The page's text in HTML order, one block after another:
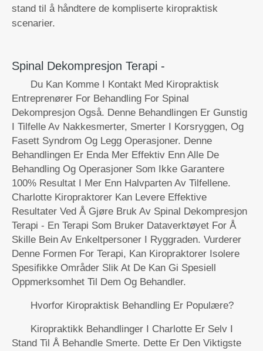
stand til å håndtere de kompliserte kiropraktisk
scenarier.
Spinal Dekompresjon Terapi -
Du Kan Komme I Kontakt Med Kiropraktisk
Entreprenører For Behandling For Spinal
Dekompresjon Også. Denne Behandlingen Er Gunstig
I Tilfelle Av Nakkesmerter, Smerter I Korsryggen, Og
Fasett Syndrom Og Legg Operasjoner. Denne
Behandlingen Er Enda Mer Effektiv Enn Alle De
Behandling Og Operasjoner Som Ikke Garantere
100% Resultat I Mer Enn Halvparten Av Tilfellene.
Charlotte Kiropraktorer Kan Levere Effektive
Resultater Ved Å Gjøre Bruk Av Spinal Dekompresjon
Terapi - En Terapi Som Bruker Dataverktøyet For Å
Skille Bein Av Enkeltpersoner I Ryggraden. Vurderer
Denne Formen For Terapi, Kan Kiropraktorer Isolere
Spesifikke Områder Slik At De Kan Gi Spesiell
Oppmerksomhet Til Dem Og Behandler.
Hvorfor Kiropraktisk Behandling Er Populære?
Kiropraktikk Behandlinger I Charlotte Er Selv I
Stand Til Å Behandle Smerte. Dette Er Den Viktigste